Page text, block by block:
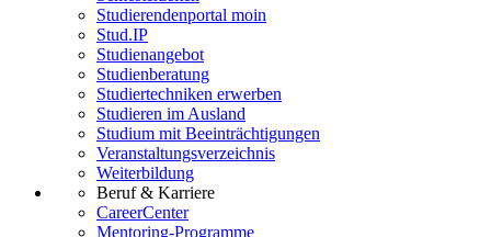
Studierendenportal moin
Stud.IP
Studienangebot
Studienberatung
Studiertechniken erwerben
Studieren im Ausland
Studium mit Beeinträchtigungen
Veranstaltungsverzeichnis
Weiterbildung
Beruf & Karriere
CareerCenter
Mentoring-Programme